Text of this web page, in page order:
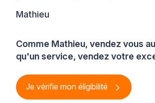
Comme Mathieu, vendez vous
qu'un service, vendez votre
Je vérifie mon éligibilité
Mathieu